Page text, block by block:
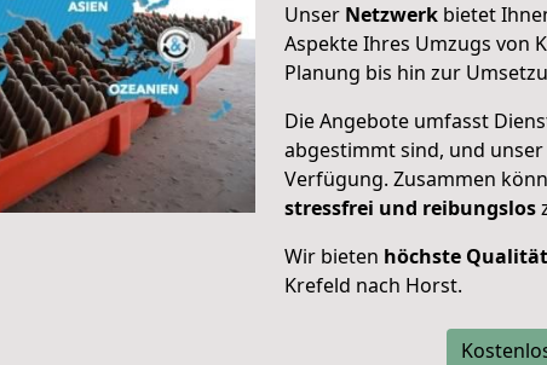
Unser Netzwerk bietet
Aspekte Ihres Umzugs von
Planung bis hin zur
Die Angebote umfasst
abgestimmt sind, und
Verfügung. Zusammen
stressfrei und reibungslos
Wir bieten höchste Qualität
Krefeld nach Horst.